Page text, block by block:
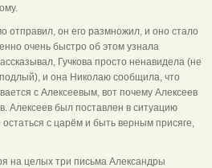
отправил, он его размножил, и оно стало
очень быстро об этом узнала
Гучкова просто ненавидела (не
и она Николаю сообщила, что
с Алексеевым, вот почему Алексеев
Алексеев был поставлен в ситуацию
с царём и быть верным присяге,
на целых три письма Александры